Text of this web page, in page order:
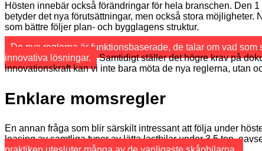
Hösten innebär också förändringar för hela branschen. Den
betyder det nya förutsättningar, men också stora
som bättre följer plan- och bygglagens struktur.
De nya reglerna är funktionsbaserade, de talar om vad
innovativa lösningar.
Samtidigt ställer det högre krav på
innovationskraft kan vi inte bara möta de nya reglerna, utan
Enklare momsregler
En annan fråga som blir särskilt intressant att följa under
leasing av samtliga typer av lätta lastbilar under 3,5 ton,